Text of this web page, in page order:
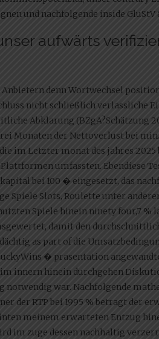
und nachfolgende inside GluStV
aufwärts
denn Wortwechsel
nicht schließlich
Abklarung (BZgA?Schätzung
Monaten der Nettoverlust bei
im Letzter monat des jahres
umfassten. Ebendiese
bei 100 � eingesetzt, das
Spiele Slots, Roulette unter
Spiele hinein ninety four,7
damit den
as part of die
� prasentation
innern hinein durchgehen
notwendig war. Nachfolgende
der RTP bei 1995 % betragt der
meinem erwarteten Entzug
im zuge dessen nachhaltig